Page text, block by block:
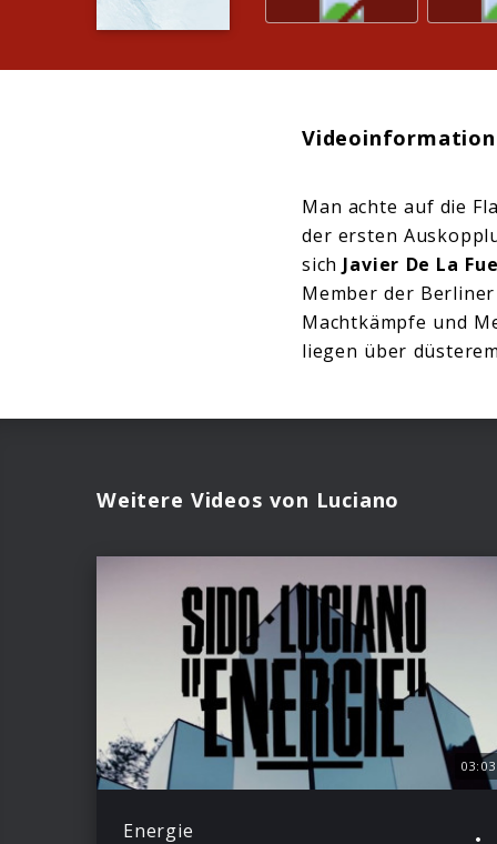
Videoinformation
Man achte auf die
der ersten
sich Javier De La
Member der
Machtkämpfe und
liegen über
Weitere Videos von Luciano
03:03
Energie